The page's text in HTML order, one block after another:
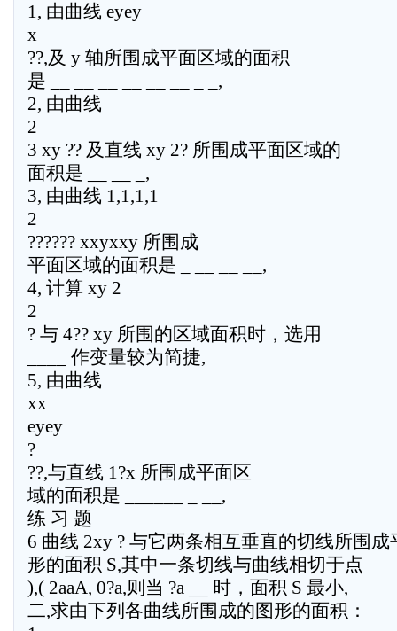
1, 由曲线 eyey
x
??,及 y 轴所围成平面区域的面积
是 __ __ __ __ __ __ _ _,
2, 由曲线
2
3 xy ?? 及直线 xy 2? 所围成平面区域的
面积是 __ __ _,
3, 由曲线 1,1,1,1
2
?????? xxyxxy 所围成
平面区域的面积是 _ __ __ __,
4, 计算 xy 2
2
? 与 4?? xy 所围的区域面积时，选用
____ 作变量较为简捷,
5, 由曲线
xx
eyey
?
??,与直线 1?x 所围成平面区
域的面积是 ______ _ __,
练 习 题
6 曲线 2xy ? 与它两条相互垂直的切线所围成
形的面积 S,其中一条切线与曲线相切于点
),( 2aaA, 0?a,则当 ?a __ 时，面积 S 最小,
二,求由下列各曲线所围成的图形的面积：